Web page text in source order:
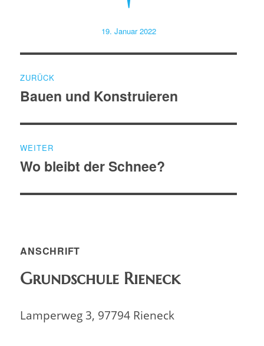
Veröffentlicht
19. Januar 2022
ZURÜCK
Vorheriger
Bauen und Konstruieren
WEITER
Nächster
Wo bleibt der Schnee?
ANSCHRIFT
Grundschule Rieneck
Lamperweg 3, 97794 Rieneck